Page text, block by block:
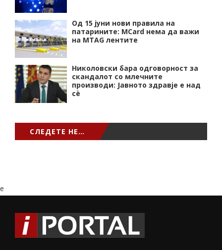
Од 15 јуни нови правила на
патарините: MCard нема да важи
на MTAG лентите
Николовски бара одговорност за
скандалот со млечните
производи: Јавното здравје е над
сѐ
СЛЕДЕТЕ НЕ…
e